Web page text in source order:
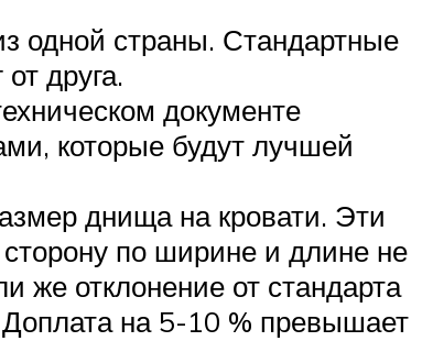
одной страны. Стандартные
друга.
документе
которые будут лучшей
днища на кровати. Эти
по ширине и длине не
же отклонение от стандарта
на 5-10 % превышает